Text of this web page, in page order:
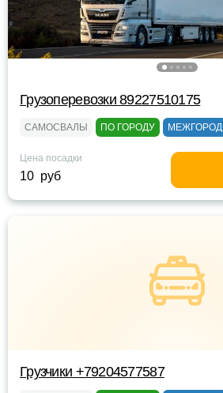
Грузоперевозки 89227510175
САМОСВАЛЫ ПО ГОРОДУ МЕЖГОРОД
Цена посадки
10 руб
Грузчики +79204577587